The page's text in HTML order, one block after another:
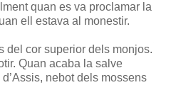
quan es va proclamar la
ell estava al monestir.
del cor superior dels monjos.
Quan acaba la salve
nebot dels mossens